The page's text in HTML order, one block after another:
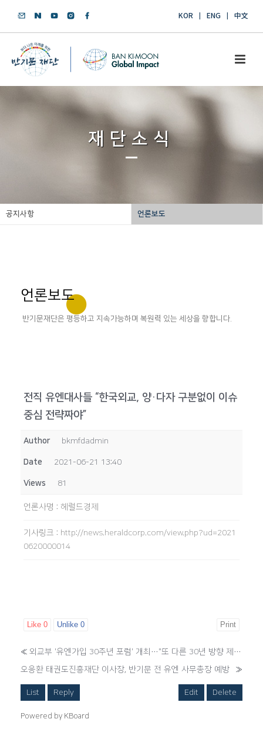
KOR ENG 中文
재단소식
공지사항 언론보도
언론보도
반기문재단은 평등하고 지속가능하며 복원력 있는 세상을 향합니다.
전직 유엔대사들 “한국외교, 양·다자 구분없이 이슈
중심 전략짜야”
Author bkmfdadmin
Date 2021-06-21 13:40
Views 81
언론사명 : 헤럴드경제
기사링크 : http://news.heraldcorp.com/view.php?ud=2021
0620000014
Like 0 Unlike 0 Print
«
외교부 '유엔가입 30주년 포럼' 개최…"또 다른 30년 방향 제시"
오응환 태권도진흥재단 이사장, 반기문 전 유엔 사무총장 예방
»
List Reply Edit Delete
Powered by KBoard